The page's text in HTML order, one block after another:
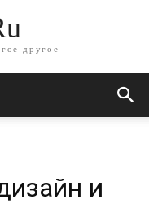
другое
и